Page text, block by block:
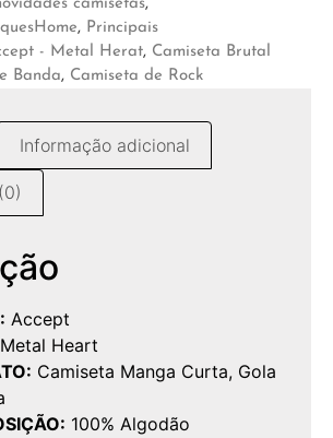
camisetas,
, Principais
- Metal Herat, Camiseta Brutal
Banda, Camiseta de Rock
Informação adicional
Accept
Metal Heart
Camiseta Manga Curta, Gola
100% Algodão